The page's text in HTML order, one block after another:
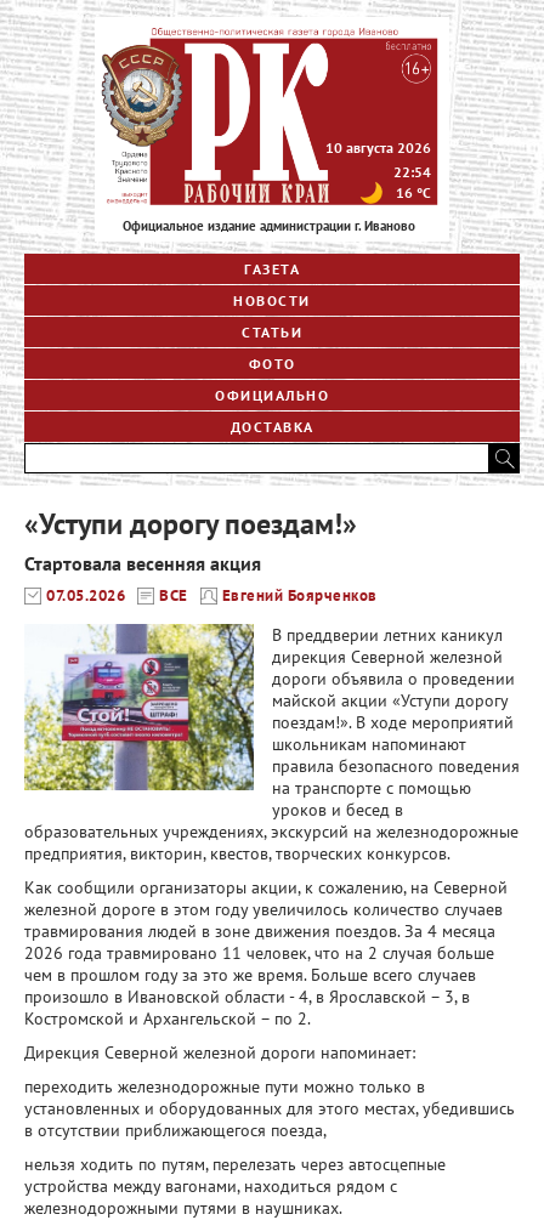
Официальное издание администрации г. Иваново
10 августа 2026
22:54
16 °C
ГАЗЕТА
НОВОСТИ
СТАТЬИ
ФОТО
ОФИЦИАЛЬНО
ДОСТАВКА
«Уступи дорогу поездам!»
Стартовала весенняя акция
07.05.2026 ВСЕ Евгений Боярченков
В преддверии летних каникул
дирекция Северной железной
дороги объявила о проведении
майской акции «Уступи дорогу
поездам!». В ходе мероприятий
школьникам напоминают
правила безопасного поведения
на транспорте с помощью
уроков и бесед в
образовательных учреждениях, экскурсий на железнодорожные
предприятия, викторин, квестов, творческих конкурсов.
Как сообщили организаторы акции, к сожалению, на Северной
железной дороге в этом году увеличилось количество случаев
травмирования людей в зоне движения поездов. За 4 месяца
2026 года травмировано 11 человек, что на 2 случая больше
чем в прошлом году за это же время. Больше всего случаев
произошло в Ивановской области - 4, в Ярославской – 3, в
Костромской и Архангельской – по 2.
Дирекция Северной железной дороги напоминает:
переходить железнодорожные пути можно только в
установленных и оборудованных для этого местах, убедившись
в отсутствии приближающегося поезда,
нельзя ходить по путям, перелезать через автосцепные
устройства между вагонами, находиться рядом с
железнодорожными путями в наушниках.